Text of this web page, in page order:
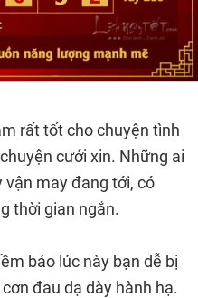
rất tốt cho chuyện tình
cưới xin. Những ai
vận may đang tới, có
thời gian ngắn.
báo lúc này bạn dễ bị
đau dạ dày hành hạ.